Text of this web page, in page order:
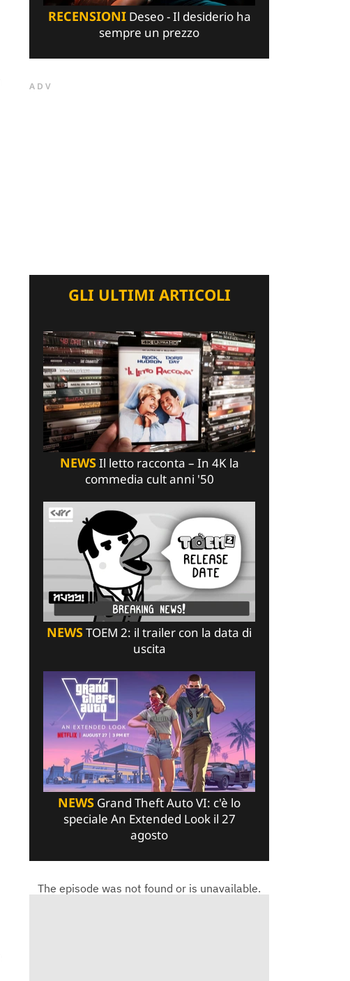
RECENSIONIDeseo - Il desiderio ha
sempre un prezzo
ADV
GLI ULTIMI ARTICOLI
NEWSIl letto racconta – In 4K la
commedia cult anni '50
NEWSTOEM 2: il trailer con la data di
uscita
NEWS Grand Theft Auto VI: c'è lo
speciale An Extended Look il 27
agosto